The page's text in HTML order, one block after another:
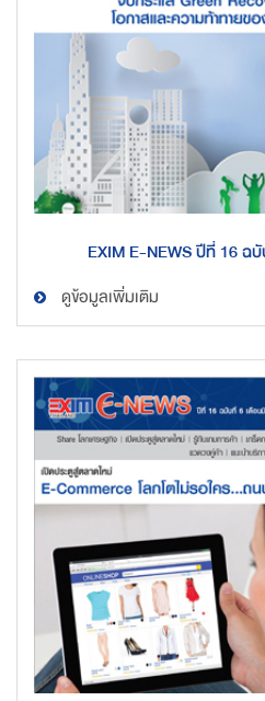
EXIM E-NEWS ปีที่ 16 ฉ
ดูข้อมูลเพิ่มเติม